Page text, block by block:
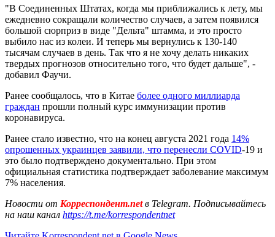
"В Соединенных Штатах, когда мы приближались к лету, мы
ежедневно сокращали количество случаев, а затем появился
большой сюрприз в виде "Дельта" штамма, и это просто
выбило нас из колеи. И теперь мы вернулись к 130-140
тысячам случаев в день. Так что я не хочу делать никаких
твердых прогнозов относительно того, что будет дальше", -
добавил Фаучи.
Ранее сообщалось, что в Китае более одного миллиарда
граждан прошли полный курс иммунизации против
коронавируса.
Ранее стало известно, что на конец августа 2021 года 14%
опрошенных украинцев заявили, что перенесли COVID-19 и
это было подтверждено документально. При этом
официальная статистика подтверждает заболевание максимум
7% населения.
Новости от Корреспондент.netв Telegram. Подписывайтесь
на наш канал https://t.me/korrespondentnet